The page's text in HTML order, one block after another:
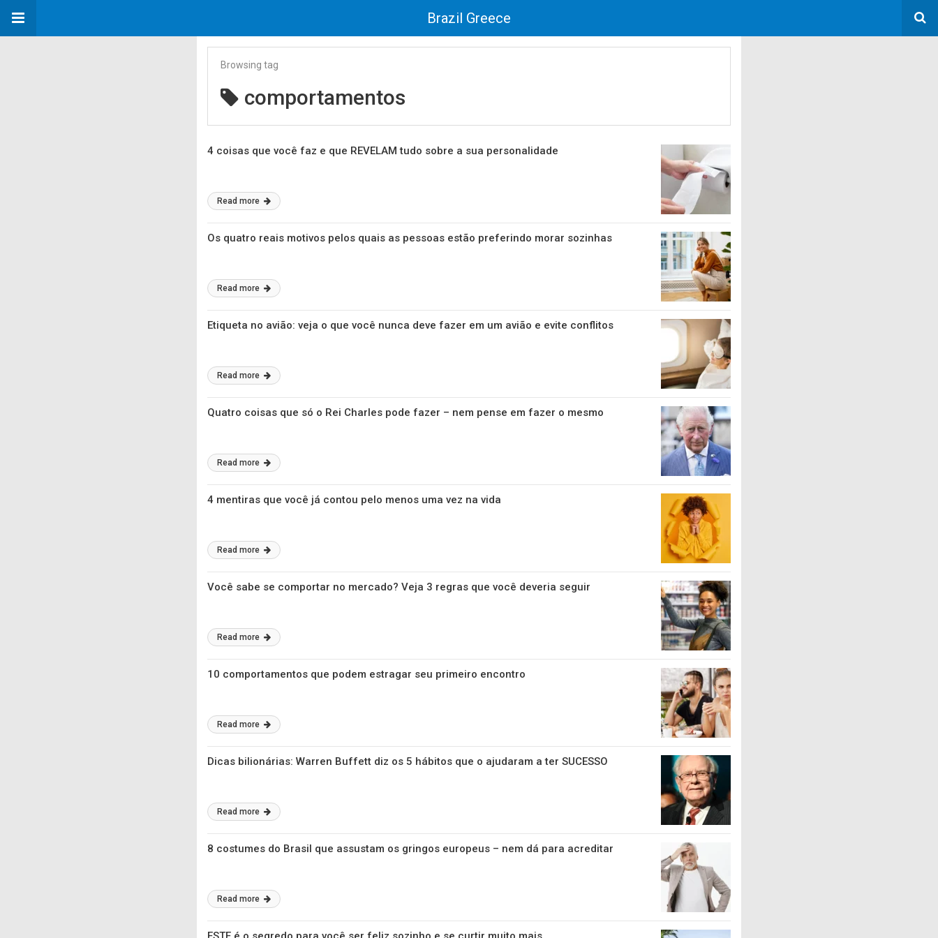
Brazil Greece
Browsing tag
comportamentos
4 coisas que você faz e que REVELAM tudo sobre a sua personalidade
Read more
Os quatro reais motivos pelos quais as pessoas estão preferindo morar sozinhas
Read more
Etiqueta no avião: veja o que você nunca deve fazer em um avião e evite conflitos
Read more
Quatro coisas que só o Rei Charles pode fazer – nem pense em fazer o mesmo
Read more
4 mentiras que você já contou pelo menos uma vez na vida
Read more
Você sabe se comportar no mercado? Veja 3 regras que você deveria seguir
Read more
10 comportamentos que podem estragar seu primeiro encontro
Read more
Dicas bilionárias: Warren Buffett diz os 5 hábitos que o ajudaram a ter SUCESSO
Read more
8 costumes do Brasil que assustam os gringos europeus – nem dá para acreditar
Read more